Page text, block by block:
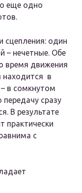
еще одно
сцепления: один
– нечетные. Обе
время движения
находится в
в сомкнутом
сразу
В результате
практически
с